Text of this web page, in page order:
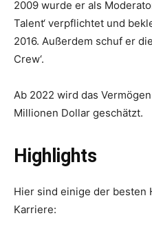
2009 wurde er als
Talent‘ verpflichtet und
2016. Außerdem schuf er
Crew‘.
Ab 2022 wird das
Millionen Dollar geschätzt.
Highlights
Hier sind einige der besten
Karriere: